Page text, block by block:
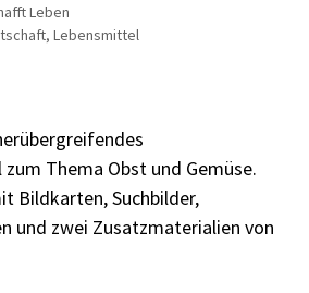
Leben
Lebensmittel
Thema Obst und Gemüse.
Bildkarten, Suchbilder,
und zwei Zusatzmaterialien von